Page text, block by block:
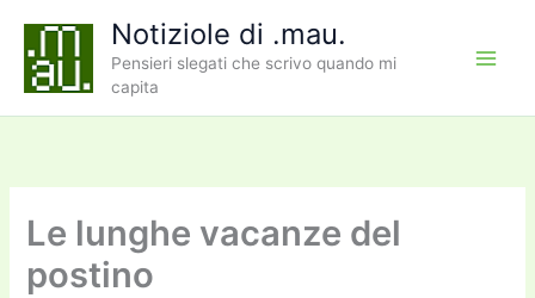
contenuto
Notiziole di .mau.
Pensieri slegati che scrivo quando mi
capita
Le lunghe vacanze del
postino